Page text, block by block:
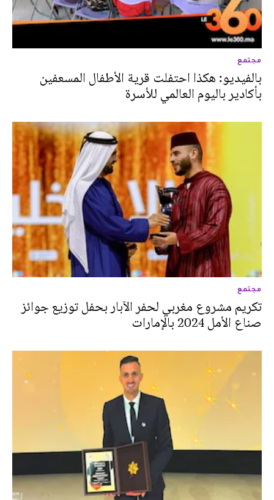
مجتمع
بالفيديو: هكذا احتفلت قرية الأطفال المسعفين
بأكادير باليوم العالمي للأسرة
مجتمع
تكريم مشروع مغربي لحفر الآبار بحفل توزيع جوائز
صناع الأمل 2024 بالإمارات